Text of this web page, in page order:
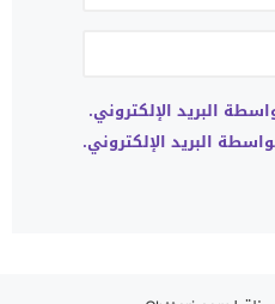
البريد الإلكتروني.
البريد الإلكتروني.